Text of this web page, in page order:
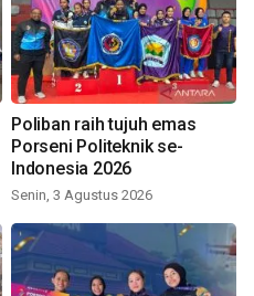
Poliban raih tujuh emas
Porseni Politeknik se-
Indonesia 2026
Senin, 3 Agustus 2026